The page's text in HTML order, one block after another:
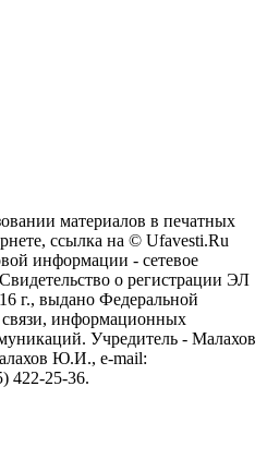
материалов в печатных
ссылка на © Ufavesti.Ru
информации - сетевое
о регистрации ЭЛ
г., выдано Федеральной
информационных
Учредитель - Малахов
Ю.И., e-mail:
422-25-36.